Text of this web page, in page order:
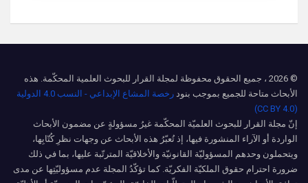
© 2026 ، جميع الحقوق محفوظة لمجلة القرار للبحوث العلمية المحكّمة. هذه
الأبحاث متاحة للجميع بموجب بنود
رخصة المشاع الإبداعي - النسب 4.0 الدولية
(CC BY 4.0)
إنّ مجلة القرار للبحوث العلميّة المحكّمة غيرُ مسؤولةٍ عن مضمون الأبحاث
الواردة أو الآراء المنشورة فيها، إذ تُعبّرُ هذه الأبحاث عن وجهات نظرِ كُتّابِها،
ويتحملون وحدهم المسؤوليّة القانونيّة والأخلاقيّة المترتّبة عليها، بما في ذلك
ضرورة احترام حقوق الملكيّة الفكريّة. كما تؤكّدُ المجلة عدم مسؤوليّتِها عن مدى